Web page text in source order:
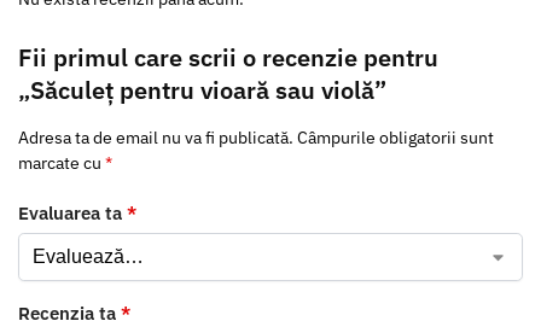
Fii primul care scrii o recenzie pentru
„Săculeț pentru vioară sau violă”
Adresa ta de email nu va fi publicată. Câmpurile obligatorii sunt
marcate cu *
Evaluarea ta *
Recenzia ta *